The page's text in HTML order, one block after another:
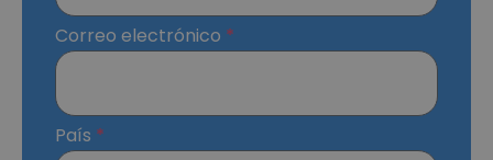
Correo electrónico
País